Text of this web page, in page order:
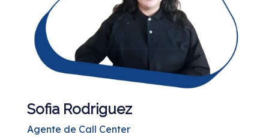
Sofia Rodriguez
Agente de Call Center